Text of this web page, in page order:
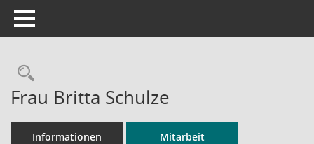
Toggle navigation
Rechercheauswahl
Frau Britta Schulze
Informationen Mitarbeit